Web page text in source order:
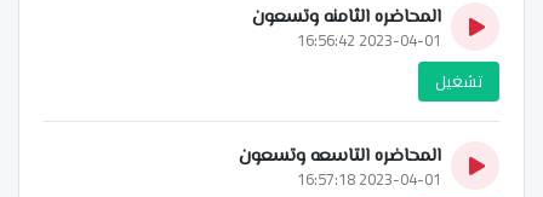
المحاضره الثامنه وتسعون
2023-04-01 16:56:42
تشغيل
المحاضره التاسعه وتسعون
2023-04-01 16:57:18